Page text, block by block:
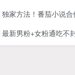
独家方法！番茄小说合伙人全自动挂G项目，无风控
最新男粉+女粉通吃不封号玩法瑜